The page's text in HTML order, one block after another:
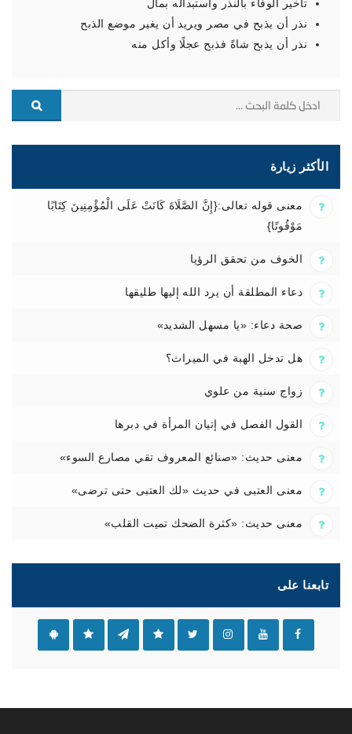
تأخير الوفاء بالنذر واستبداله بمال
نذر أن يذبح في مصر ويريد أن يغير موضع الذبح
نذر أن يذبح شاةً فذبح عجلًا وأكل منه
الأكثر زيارة
معنى قوله تعالى:{إِنَّ الصَّلَاةَ كَانَتْ عَلَى الْمُؤْمِنِينَ كِتَابًا
مَوْقُوتًا}
الخوف من تحقق الرؤيا
دعاء المطلقة أن يرد الله إليها طليقها
صحة دعاء: «يا مسهل الشديد»
هل تدخل الهبة في الميراث؟
زواج سنية من علوي
القول الفصل في إتيان المرأة في دبرها
معنى حديث: «صنائع المعروف تقي مصارع السوء»
معنى العتبى في حديث «لك العتبى حتى ترضى»
معنى حديث: «كثرة الضحك تميت القلب»
تابعنا على